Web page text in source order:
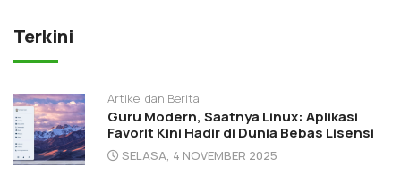
Terkini
Artikel dan Berita
Guru Modern, Saatnya Linux: Aplikasi
Favorit Kini Hadir di Dunia Bebas Lisensi
SELASA, 4 NOVEMBER 2025